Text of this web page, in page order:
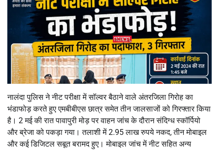
नालंदा पुलिस ने नीट परीक्षा में सॉल्वर बैठाने वाले अंतरजिला गिरोह का
भंडाफोड़ करते हुए एमबीबीएस छात्र समेत तीन जालसाजों को गिरफ्तार किया
है। 2 मई की रात पावापुरी मोड़ पर वाहन जांच के दौरान संदिग्ध स्कॉर्पियो
और ब्रेजा को पकड़ा गया। तलाशी में 2.95 लाख रुपये नकद, तीन मोबाइल
और कई डिजिटल सबूत बरामद हुए। मोबाइल जांच में नीट सहित अन्य